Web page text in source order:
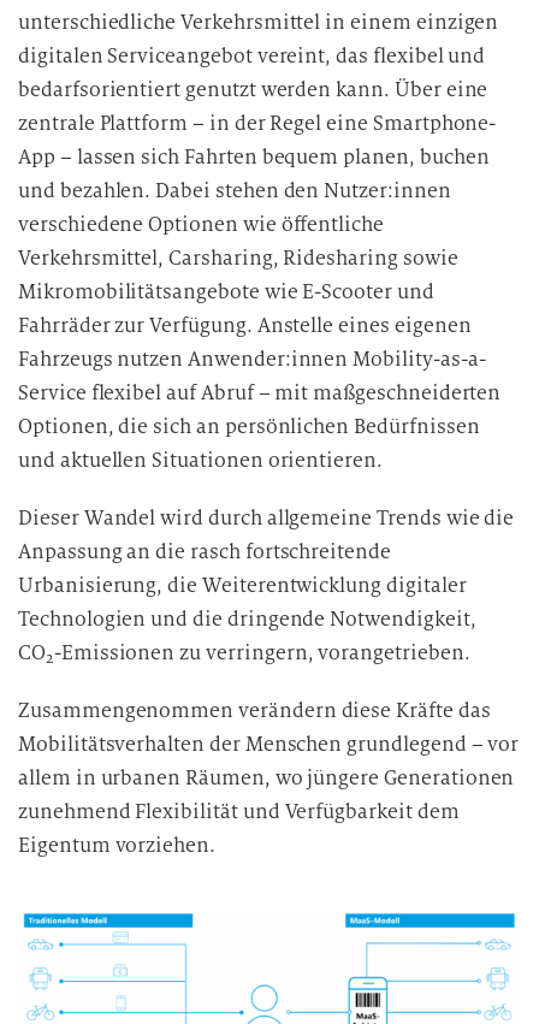
unterschiedliche Verkehrsmittel in einem einzigen
digitalen Serviceangebot vereint, das flexibel und
bedarfsorientiert genutzt werden kann. Über eine
zentrale Plattform – in der Regel eine Smartphone-
App – lassen sich Fahrten bequem planen, buchen
und bezahlen. Dabei stehen den Nutzer:innen
verschiedene Optionen wie öffentliche
Verkehrsmittel, Carsharing, Ridesharing sowie
Mikromobilitätsangebote wie E-Scooter und
Fahrräder zur Verfügung. Anstelle eines eigenen
Fahrzeugs nutzen Anwender:innen Mobility-as-a-
Service flexibel auf Abruf – mit maßgeschneiderten
Optionen, die sich an persönlichen Bedürfnissen
und aktuellen Situationen orientieren.
Dieser Wandel wird durch allgemeine Trends wie die
Anpassung an die rasch fortschreitende
Urbanisierung, die Weiterentwicklung digitaler
Technologien und die dringende Notwendigkeit,
CO2-Emissionen zu verringern, vorangetrieben.
Zusammengenommen verändern diese Kräfte das
Mobilitätsverhalten der Menschen grundlegend – vor
allem in urbanen Räumen, wo jüngere Generationen
zunehmend Flexibilität und Verfügbarkeit dem
Eigentum vorziehen.